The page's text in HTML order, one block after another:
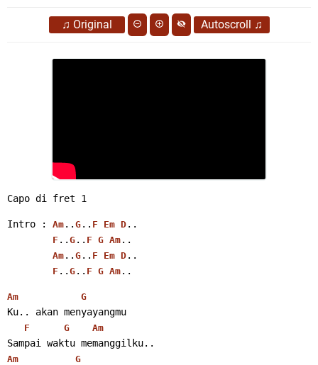
♫ Original Autoscroll ♫
Capo di fret 1
Intro : Am .. G .. F Em D ..
F .. G .. F G Am ..
Am .. G .. F Em D ..
F .. G .. F G Am ..
Am G
Ku.. akan menyayangmu
F G Am
Sampai waktu memanggilku..
Am G